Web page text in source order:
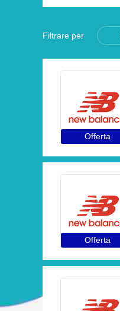
Filtrare per
Offerta
Offerta